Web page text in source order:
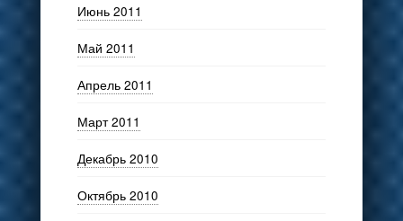
Июнь 2011
Май 2011
Апрель 2011
Март 2011
Декабрь 2010
Октябрь 2010